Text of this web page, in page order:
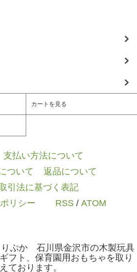
カートを見る
支払い方法について
ついて
返品について
引法に基づく表記
リシー
RSS/ ATOM
ぷか 石川県金沢市の木製玩具
フト、保育園用おもちゃを取り
ております。